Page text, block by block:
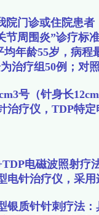
院门诊或住院患
节周围炎”诊疗标
均年龄55岁，病
治疗组50例；对
号（针身长
治疗仪，TDP特
电磁波照射疗
电针治疗仪，采
银质针针刺疗法